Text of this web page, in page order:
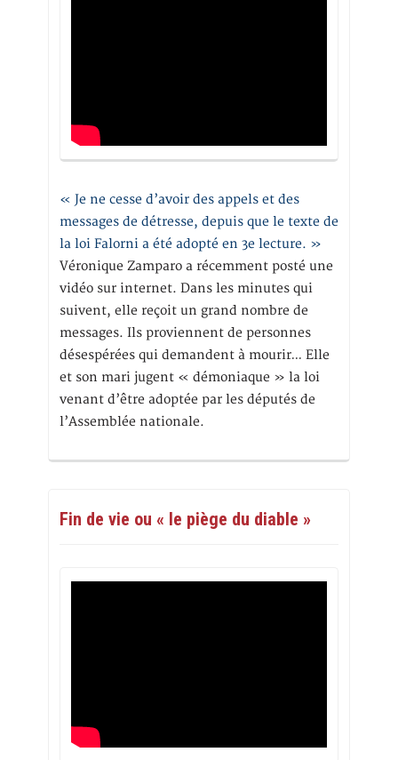
« Je ne cesse d’avoir des appels et des
messages de détresse, depuis que le texte de
la loi Falorni a été adopté en 3e lecture. »
Véronique Zamparo a récemment posté une
vidéo sur internet. Dans les minutes qui
suivent, elle reçoit un grand nombre de
messages. Ils proviennent de personnes
désespérées qui demandent à mourir… Elle
et son mari jugent « démoniaque » la loi
venant d’être adoptée par les députés de
l’Assemblée nationale.
Fin de vie ou « le piège du diable »